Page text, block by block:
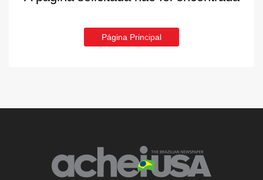
Página Principal